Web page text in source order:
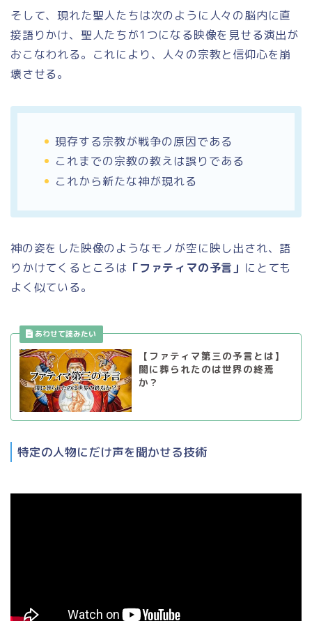
そして、現れた聖人たちは次のように人々の脳内に直
接語りかけ、聖人たちが1つになる映像を見せる演出が
おこなわれる。これにより、人々の宗教と信仰心を崩
壊させる。
現存する宗教が戦争の原因である
これまでの宗教の教えは誤りである
これから新たな神が現れる
神の姿をした映像のようなモノが空に映し出され、語
りかけてくるところは 「ファティマの予言」 にとても
よく似ている。
【ファティマ第三の予言とは】
闇に葬られたのは世界の終焉
か？
特定の人物にだけ声を聞かせる技術